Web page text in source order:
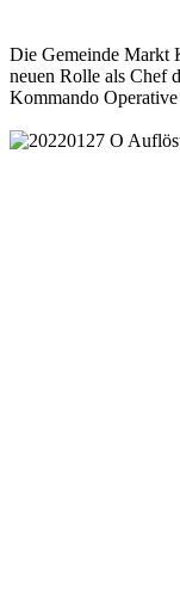
Die Gemeinde Markt
neuen Rolle als Chef
Kommando